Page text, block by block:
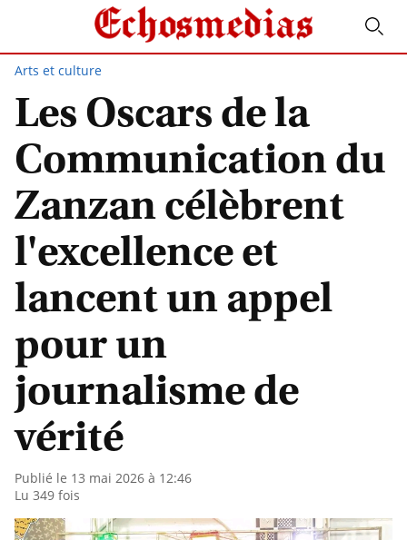
Arts et culture
Les Oscars de la
Communication du
Zanzan célèbrent
l'excellence et
lancent un appel
pour un
journalisme de
vérité
Publié le 13 mai 2026 à 12:46
Lu 349 fois